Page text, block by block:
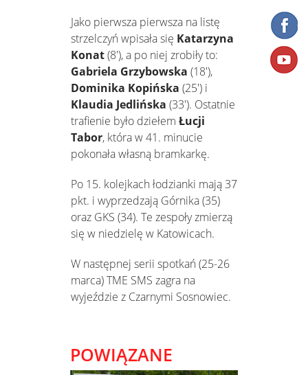
Jako pierwsza pierwsza na listę
strzelczyń wpisała się Katarzyna
Konat(8'), a po niej zrobiły to:
Gabriela Grzybowska (18'),
Dominika Kopińska (25') i
Klaudia Jedlińska (33'). Ostatnie
trafienie było dziełem Łucji
Tabor, która w 41. minucie
pokonała własną bramkarkę.
Po 15. kolejkach łodzianki mają 37
pkt. i wyprzedzają Górnika (35)
oraz GKS (34). Te zespoły zmierzą
się w niedzielę w Katowicach.
W następnej serii spotkań (25-26
marca) TME SMS zagra na
wyjeździe z Czarnymi Sosnowiec.
POWIĄZANE